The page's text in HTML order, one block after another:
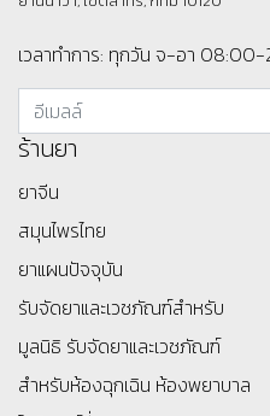
เวลาทำการ: ทุกวัน จ-อา
ร้านยา
ยาจีน
สมุนไพรไทย
ยาแผนปัจจุบัน
รับจัดยาและเวชภัณฑ์สำหรับ
มูลนิธิ รับจัดยาและเวชภัณฑ์
สำหรับห้องฉุกเฉิน ห้องพยาบาล